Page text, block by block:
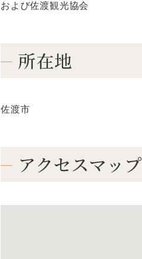
および佐渡観光協会
所在地
佐渡市
アクセスマップ